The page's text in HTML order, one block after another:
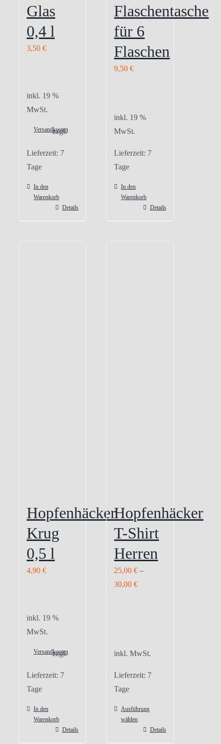
Glas
0,4 l
3,50 €
inkl. 19 %
MwSt.
zzgl.
Versandkosten
Lieferzeit: 7
Tage
In den
Warenkorb
Details
Flaschentasche
für 6
Flaschen
9,50€
inkl. 19 %
MwSt.
Lieferzeit: 7
Tage
In den
Warenkorb
Details
Hopfenhäcker
Krug
0,5 l
4,90 €
inkl. 19 %
MwSt.
zzgl.
Versandkosten
Lieferzeit: 7
Tage
In den
Warenkorb
Details
Hopfenhäcker
T-Shirt
Herren
25,00€ –
30,00€
inkl. MwSt.
Lieferzeit: 7
Tage
Ausführung
wählen
Details